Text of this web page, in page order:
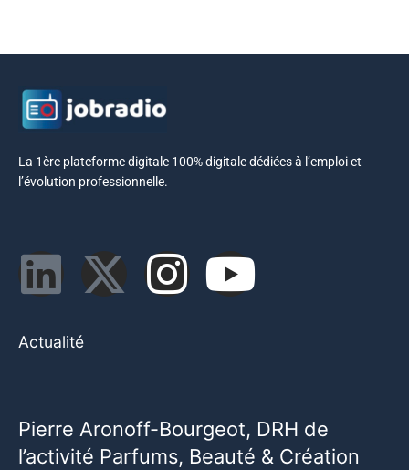
La 1ère plateforme digitale 100% digitale dédiées à l’emploi et
l’évolution professionnelle.
Actualité
Pierre Aronoff-Bourgeot, DRH de
l’activité Parfums, Beauté & Création